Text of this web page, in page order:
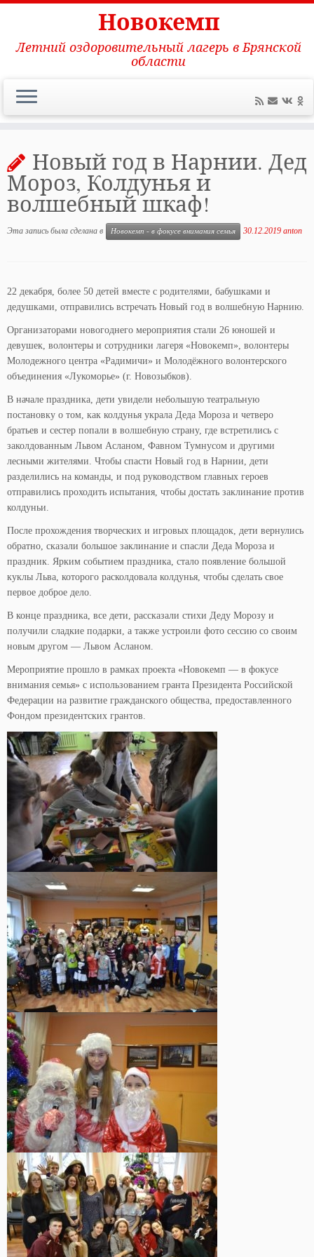
содержимому
Новокемп
Летний оздоровительный лагерь в Брянской
области
Новый год в Нарнии. Дед
Мороз, Колдунья и
волшебный шкаф!
Эта запись была сделана в Новокемп - в фокусе внимания семья 30.12.2019 anton
22 декабря, более 50 детей вместе с родителями, бабушками и
дедушками, отправились встречать Новый год в волшебную Нарнию.
Организаторами новогоднего мероприятия стали 26 юношей и
девушек, волонтеры и сотрудники лагеря «Новокемп», волонтеры
Молодежного центра «Радимичи» и Молодёжного волонтерского
объединения «Лукоморье» (г. Новозыбков).
В начале праздника, дети увидели небольшую театральную
постановку о том, как колдунья украла Деда Мороза и четверо
братьев и сестер попали в волшебную страну, где встретились с
заколдованным Львом Асланом, Фавном Тумнусом и другими
лесными жителями. Чтобы спасти Новый год в Нарнии, дети
разделились на команды, и под руководством главных героев
отправились проходить испытания, чтобы достать заклинание против
колдуньи.
После прохождения творческих и игровых площадок, дети вернулись
обратно, сказали большое заклинание и спасли Деда Мороза и
праздник. Ярким событием праздника, стало появление большой
куклы Льва, которого расколдовала колдунья, чтобы сделать свое
первое доброе дело.
В конце праздника, все дети, рассказали стихи Деду Морозу и
получили сладкие подарки, а также устроили фото сессию со своим
новым другом — Львом Асланом.
Мероприятие прошло в рамках проекта «Новокемп — в фокусе
внимания семья» с использованием гранта Президента Российской
Федерации на развитие гражданского общества, предоставленного
Фондом президентских грантов.